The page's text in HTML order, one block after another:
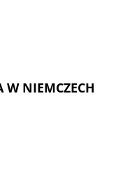
W NIEMCZECH